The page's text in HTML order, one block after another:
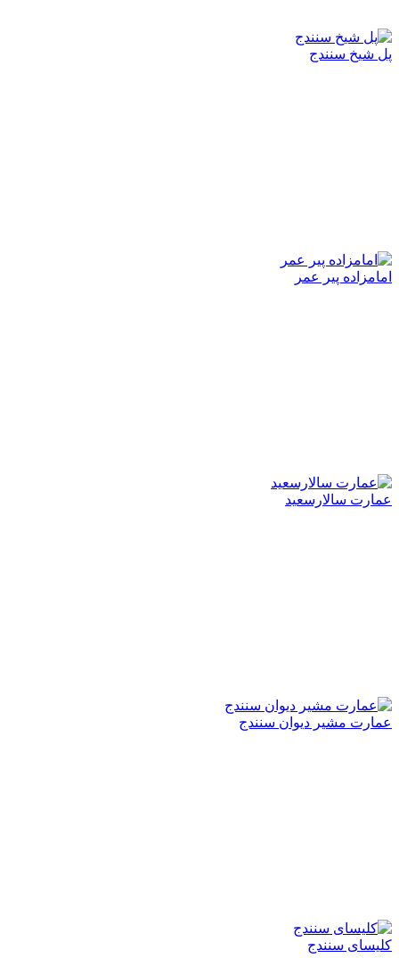
پل شیخ سنندج
امامزاده پیر عمر
عمارت سالارسعید
عمارت مشیر دیوان سنندج
کلیسای سنندج